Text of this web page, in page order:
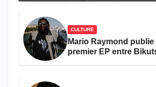
CULTURE
Mario Raymond publie
premier EP entre